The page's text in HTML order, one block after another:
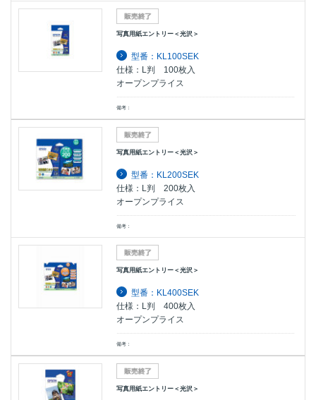
写真用紙エントリー＜光沢＞
型番：KL100SEK
仕様：L判 100枚入
オープンプライス
備考：
写真用紙エントリー＜光沢＞
型番：KL200SEK
仕様：L判 200枚入
オープンプライス
備考：
写真用紙エントリー＜光沢＞
型番：KL400SEK
仕様：L判 400枚入
オープンプライス
備考：
写真用紙エントリー＜光沢＞